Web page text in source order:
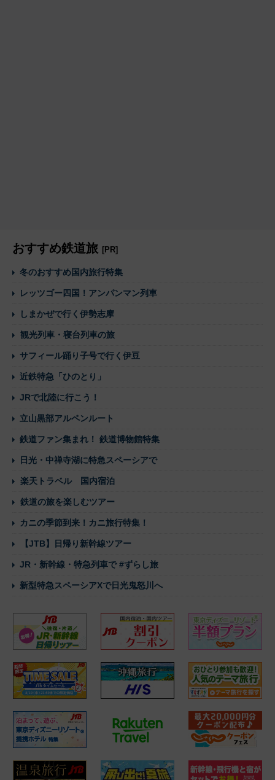
おすすめ鉄道旅 [PR]
冬のおすすめ国内旅行特集
レッツゴー四国！アンパンマン列車
しまかぜで行く伊勢志摩
観光列車・寝台列車の旅
サフィール踊り子号で行く伊豆
近鉄特急「ひのとり」
JRで北陸に行こう！
立山黒部アルペンルート
鉄道ファン集まれ！ 鉄道博物館特集
日光・中禅寺湖に特急スペーシアで
楽天トラベル 国内宿泊
鉄道の旅を楽しむツアー
カニの季節到来！カニ旅行特集！
【JTB】日帰り新幹線ツアー
JR・新幹線・特急列車で #ずらし旅
新型特急スペーシアXで日光鬼怒川へ